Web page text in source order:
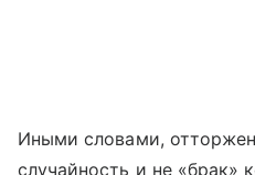
Иными словами,
случайность и не «брак»